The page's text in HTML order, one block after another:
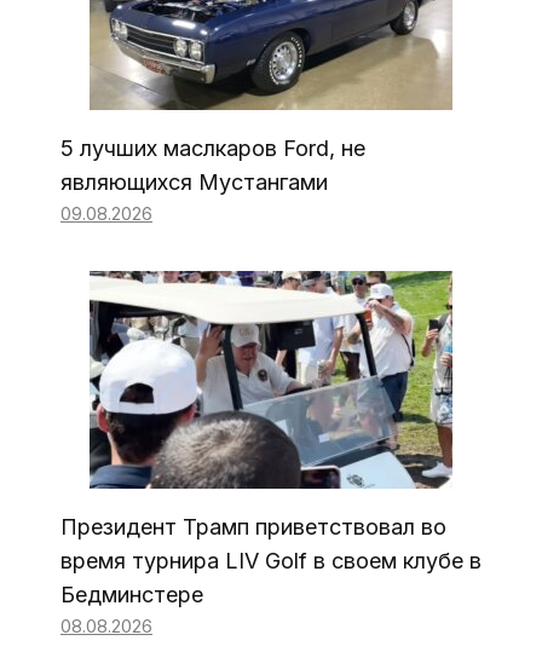
5 лучших маслкаров Ford, не
являющихся Мустангами
09.08.2026
Президент Трамп приветствовал во
время турнира LIV Golf в своем клубе в
Бедминстере
08.08.2026